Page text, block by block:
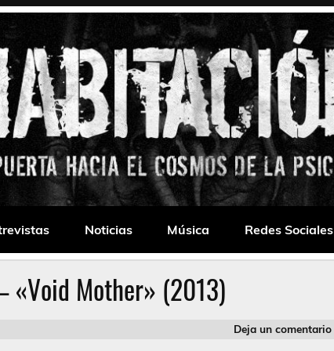
Noticias Música Redes Sociales
«Void Mother» (2013)
Deja un comentario